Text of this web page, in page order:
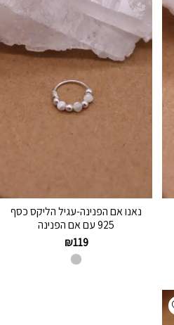
נאנו אם הפנינה-עגיל הליקס כסף
925 עם אם הפנינה
₪119
Add